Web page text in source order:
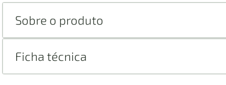
Sobre o produto
Ficha técnica